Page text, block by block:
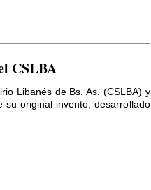
CSLBA
Libanés de Bs. As. (CSLBA) y
original invento, desarrollado